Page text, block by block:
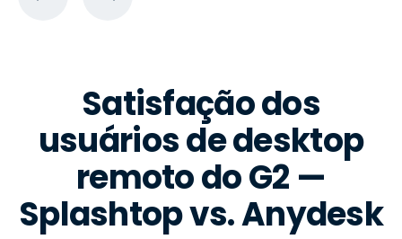
Satisfação dos
usuários de desktop
remoto do G2 —
Splashtop vs. Anydesk